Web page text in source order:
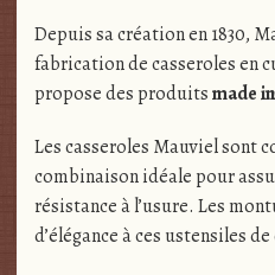
Depuis sa création en 1830,
fabrication de casseroles en
propose des produitsmade
Les casseroles Mauviel sont
combinaison idéale pour
résistance à l’usure. Les
d’élégance à ces ustensiles